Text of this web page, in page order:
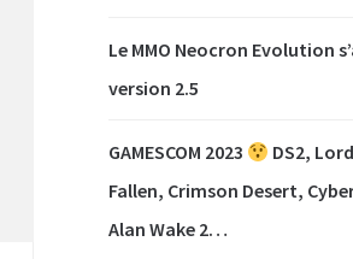
Le MMO Neocron Evolution
version 2.5
GAMESCOM 2023
DS2,
Fallen, Crimson Desert,
Alan Wake 2…